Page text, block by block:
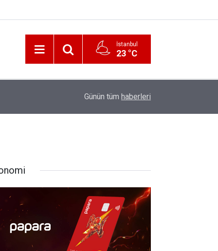
İstanbul
23 °C
İzmir 112’de Kan Donduran İddialar!
Günün tüm haberleri